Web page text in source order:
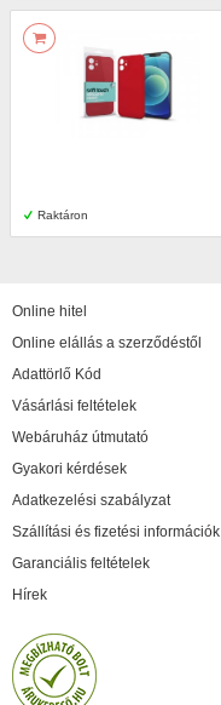
Raktáron
Online hitel
Online elállás a szerződéstől
Adattörlő Kód
Vásárlási feltételek
Webáruház útmutató
Gyakori kérdések
Adatkezelési szabályzat
Szállítási és fizetési információk
Garanciális feltételek
Hírek